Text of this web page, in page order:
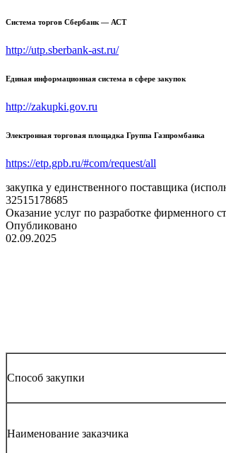
Система торгов Сбербанк — АСТ
http://utp.sberbank-ast.ru/
Единая информационная система в сфере закупок
http://zakupki.gov.ru
Электронная торговая площадка Группа Газпромбанка
https://etp.gpb.ru/#com/request/all
закупка у единственного поставщика
32515178685
Оказание услуг по разработке
Опубликовано
02.09.2025
Способ закупки
Наименование заказчика